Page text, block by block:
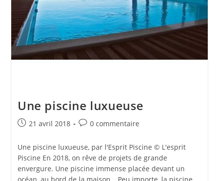
Une piscine luxueuse
Publication
21 avril 2018
Commentaires
publication :
0 commentaire
Une piscine luxueuse, par l'Esprit Piscine © L'esprit
Piscine En 2018, on rêve de projets de grande
envergure. Une piscine immense placée devant un
océan, au bord de la maison… Peu importe, la piscine